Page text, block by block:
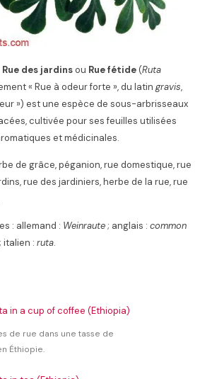
Rue des jardinsou Rue fétide(Ruta
« Rue à odeur forte », du latingravis,
») est une espèce de sous-arbrisseaux
cultivée pour ses feuilles utilisées
et médicinales.
de grâce, péganion, rue domestique, rue
rue des jardiniers, herbe de la rue, rue
: allemand : Weinraute; anglais :common
; italien :ruta.
de rue dans une tasse de
Éthiopie.